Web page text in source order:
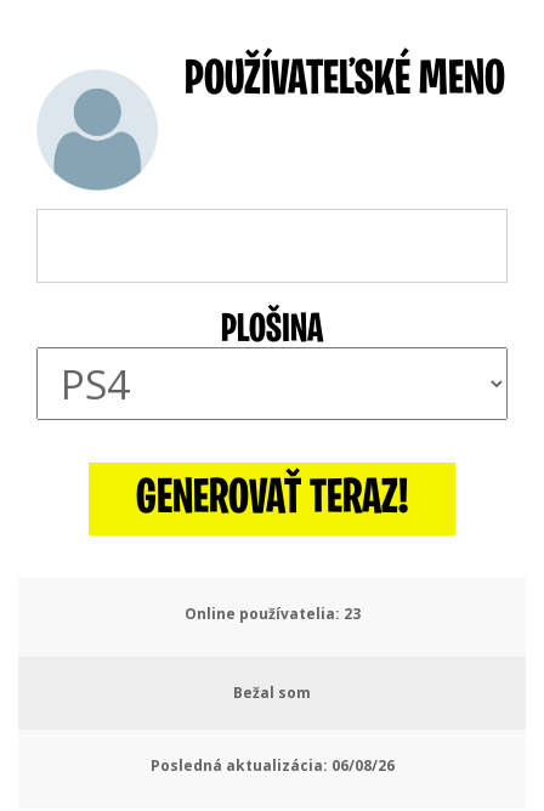
POUŽÍVATEĽSKÉ MENO
PLOŠINA
GENEROVAŤ TERAZ!
Online používatelia: 27
Bežal som
Posledná aktualizácia: 06/08/26